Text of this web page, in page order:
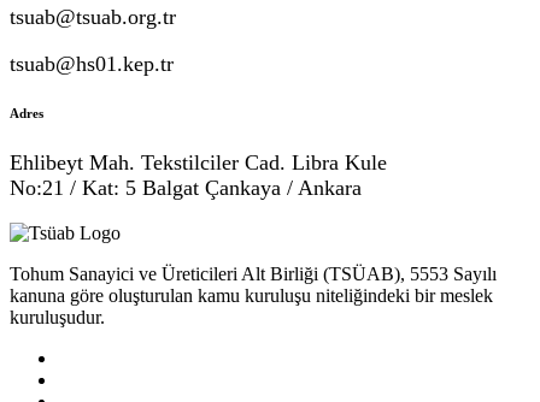
tsuab@tsuab.org.tr
tsuab@hs01.kep.tr
Adres
Ehlibeyt Mah. Tekstilciler Cad. Libra Kule
No:21 / Kat: 5 Balgat Çankaya / Ankara
Tohum Sanayici ve Üreticileri Alt Birliği (TSÜAB), 5553 Sayılı
kanuna göre oluşturulan kamu kuruluşu niteliğindeki bir meslek
kuruluşudur.